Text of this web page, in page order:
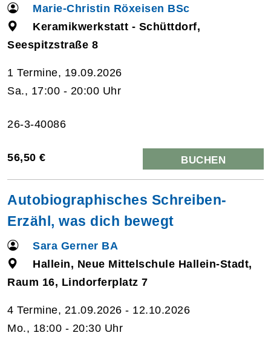
Marie-Christin Röxeisen BSc
Keramikwerkstatt - Schüttdorf,
Seespitzstraße 8
1 Termine, 19.09.2026
Sa., 17:00 - 20:00 Uhr
26-3-40086
56,50 € BUCHEN
Autobiographisches Schreiben-
Erzähl, was dich bewegt
Sara Gerner BA
Hallein, Neue Mittelschule Hallein-Stadt,
Raum 16, Lindorferplatz 7
4 Termine, 21.09.2026 - 12.10.2026
Mo., 18:00 - 20:30 Uhr